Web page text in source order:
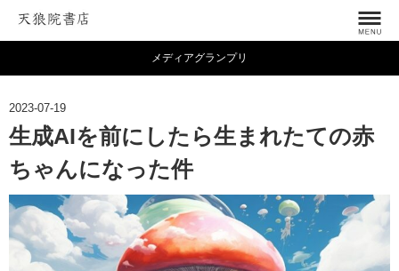
メディアグランプリ
2023-07-19
生成AIを前にしたら生まれたての赤
ちゃんになった件